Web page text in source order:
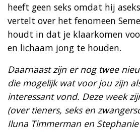
heeft geen seks omdat hij
vertelt over het fenomeen
houdt in dat je klaarkomen
en lichaam jong te houden.
Daarnaast zijn er nog twee
die mogelijk wat voor jou zijn
interessant vond. Deze week
(over tieners, seks en
Iluna Timmerman en